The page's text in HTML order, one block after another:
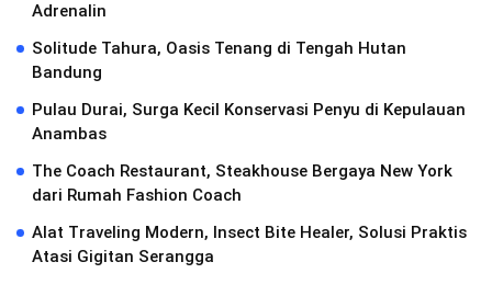
Adrenalin
Solitude Tahura, Oasis Tenang di Tengah Hutan
Bandung
Pulau Durai, Surga Kecil Konservasi Penyu di Kepulauan
Anambas
The Coach Restaurant, Steakhouse Bergaya New York
dari Rumah Fashion Coach
Alat Traveling Modern, Insect Bite Healer, Solusi Praktis
Atasi Gigitan Serangga